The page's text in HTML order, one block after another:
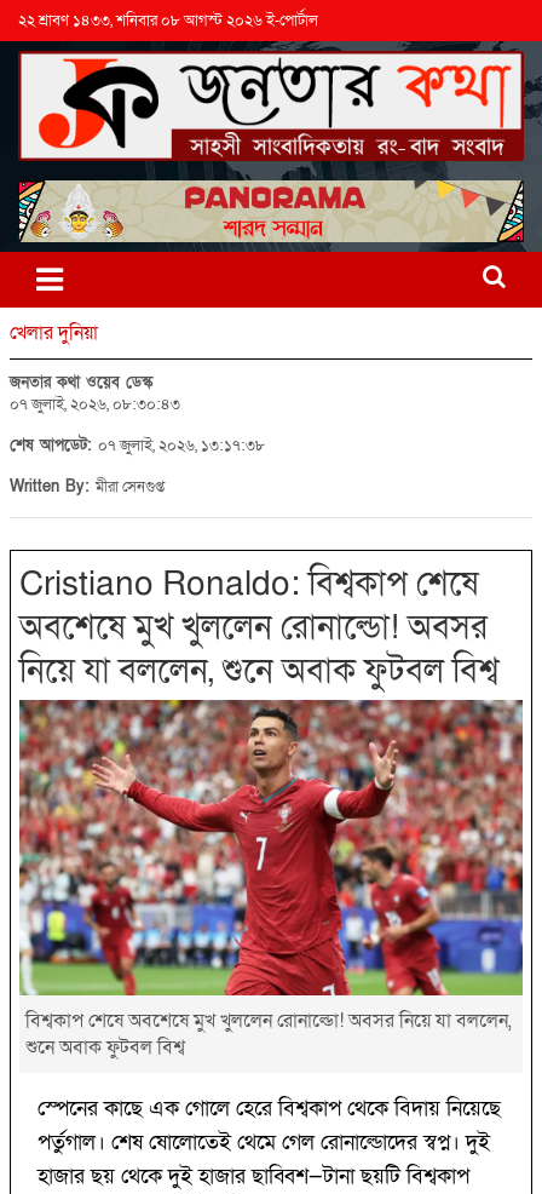
২২ শ্রাবণ ১৪৩৩, শনিবার ০৮ আগস্ট ২০২৬ ই-পোর্টাল
খেলার দুনিয়া
জনতার কথা ওয়েব ডেস্ক
০৭ জুলাই, ২০২৬, ০৮:৩০:৪৩
শেষ আপডেট: ০৭ জুলাই, ২০২৬, ১৩:১৭:৩৮
Written By:মীরা সেনগুপ্ত
Cristiano Ronaldo: বিশ্বকাপ শেষে
অবশেষে মুখ খুললেন রোনাল্ডো! অবসর
নিয়ে যা বললেন, শুনে অবাক ফুটবল বিশ্ব
বিশ্বকাপ শেষে অবশেষে মুখ খুললেন রোনাল্ডো! অবসর নিয়ে যা বললেন,
শুনে অবাক ফুটবল বিশ্ব
স্পেনের কাছে এক গোলে হেরে বিশ্বকাপ থেকে বিদায় নিয়েছে
পর্তুগাল। শেষ ষোলোতেই থেমে গেল রোনাল্ডোদের স্বপ্ন। দুই
হাজার ছয় থেকে দুই হাজার ছাব্বিশ—টানা ছয়টি বিশ্বকাপ